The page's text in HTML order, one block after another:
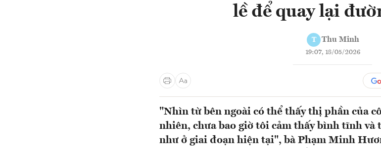
lề để quay lại
T Thu Minh
19:07, 18/05/2026
"Nhìn từ bên ngoài có thể thấy thị phần của
nhiên, chưa bao giờ tôi cảm thấy bình tĩnh
như ở giai đoạn hiện tại", bà Phạm Minh